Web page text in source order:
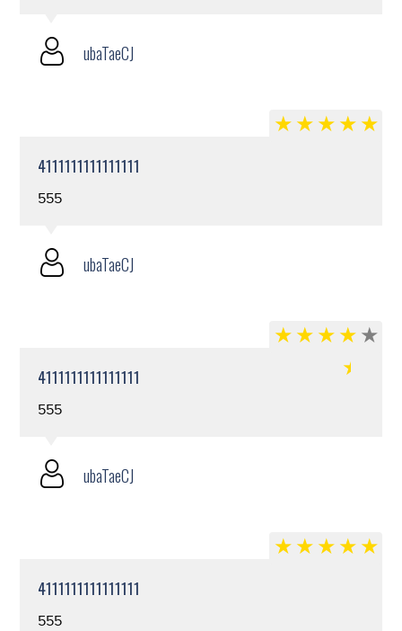
ubaTaeCJ
4111111111111111
555
ubaTaeCJ
4111111111111111
555
ubaTaeCJ
4111111111111111
555